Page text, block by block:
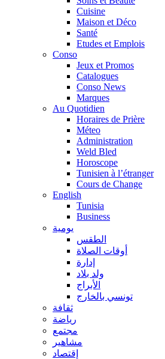
Cuisine
Maison et Déco
Santé
Etudes et Emplois
Conso
Jeux et Promos
Catalogues
Conso News
Marques
Au Quotidien
Horaires de Prière
Méteo
Administration
Weld Bled
Horoscope
Tunisien à l’étranger
Cours de Change
English
Tunisia
Business
يومية
الطقس
أوقات الصلاة
إدارة
ولد بلاد
الأبراج
تونسي بالخارج
ثقافة
رياضة
مجتمع
مشاهير
إقتصاد